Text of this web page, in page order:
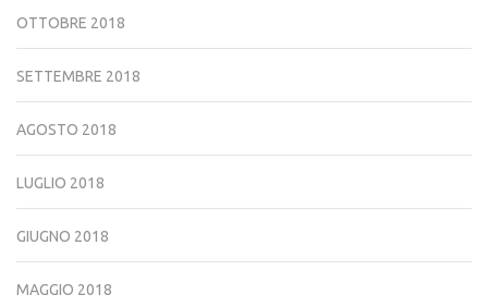
OTTOBRE 2018
SETTEMBRE 2018
AGOSTO 2018
LUGLIO 2018
GIUGNO 2018
MAGGIO 2018